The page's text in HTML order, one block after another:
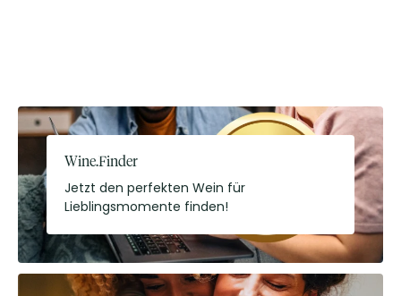
Wine.Finder
Jetzt den perfekten Wein für
Lieblingsmomente finden!